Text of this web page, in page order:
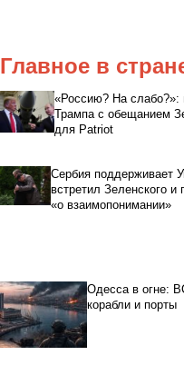
Главное в
«Россию? На слабо?»:
Трампа с обещанием
для Patriot
Сербия поддерживает
встретил Зеленского
«о взаимопонимании»
Одесса в огне:
корабли и порты